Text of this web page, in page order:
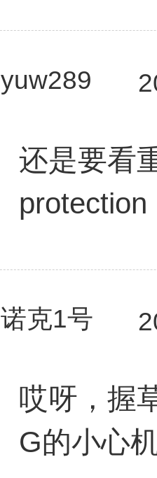
yuw289
还是要看
protection
诺克1号
哎呀，握
G的小心